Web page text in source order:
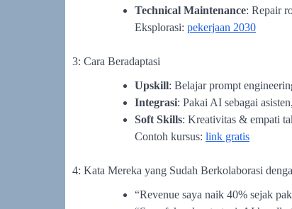
Technical Maintenance: Repair
Eksplorasi: pekerjaan 2030
3: Cara Beradaptasi
Upskill: Belajar prompt
Integrasi: Pakai AI sebagai
Soft Skills: Kreativitas & empati
Contoh kursus: link gratis
4: Kata Mereka yang Sudah Berkolaborasi
“Revenue saya naik 40% sejak